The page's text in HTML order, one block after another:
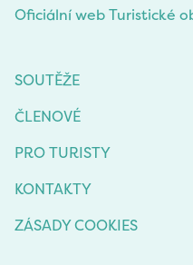
Oficiální web Turistické
SOUTĚŽE
ČLENOVÉ
PRO TURISTY
KONTAKTY
ZÁSADY COOKIES